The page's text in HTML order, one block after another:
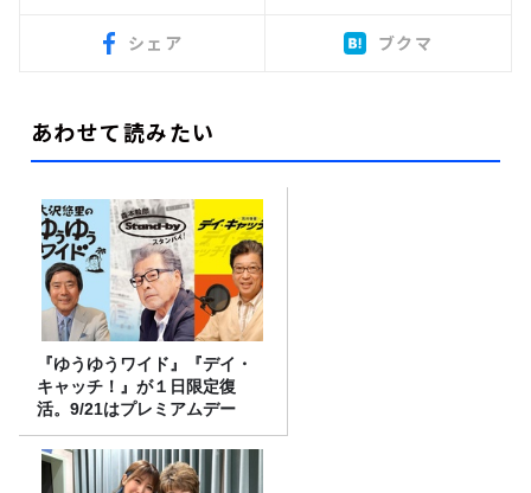
シェア ブクマ
あわせて読みたい
『ゆうゆうワイド』『デイ・
キャッチ！』が１日限定復
活。9/21はプレミアムデー